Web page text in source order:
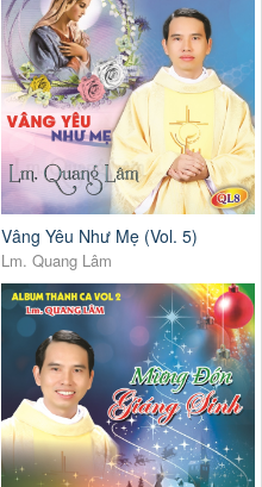
Vâng Yêu Như Mẹ (Vol. 5)
Lm. Quang Lâm